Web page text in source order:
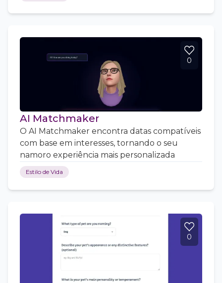
0
AI Matchmaker
O AI Matchmaker encontra datas compatíveis
com base em interesses, tornando o seu
namoro experiência mais personalizada
Estilo de Vida
0